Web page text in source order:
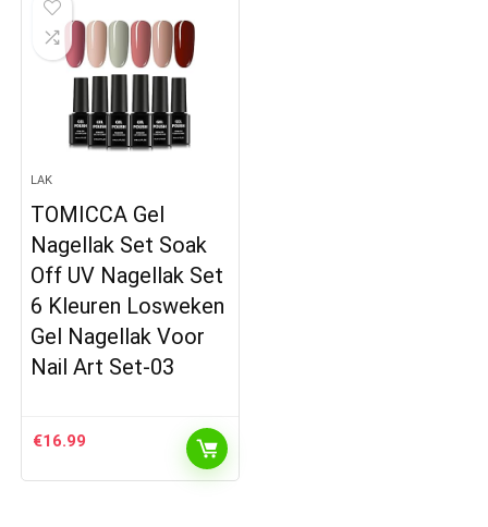
LAK
TOMICCA Gel
Nagellak Set Soak
Off UV Nagellak Set
6 Kleuren Losweken
Gel Nagellak Voor
Nail Art Set-03
€16.99